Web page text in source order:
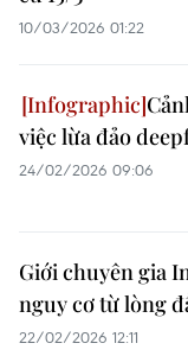
10/03/2026 01:22
việc lừa đảo
24/02/2026 09:06
Giới chuyên gia
nguy cơ từ lòng
22/02/2026 12:11